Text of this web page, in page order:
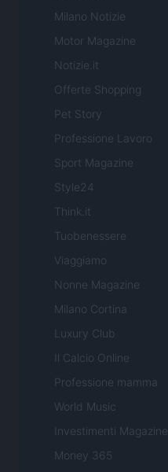
Milano Notizie
Motor Magazine
Notizie.it
Offerte Shopping
Pet Story
Professione Lavoro
Sport Magazine
Style24
Think.it
Tuobenessere
Viaggiamo
Nonne Magazine
Milano Cortina
Luxury Club
Il Calcio Online
Professione mamma
World Music
Investimenti Magazine
Money 365